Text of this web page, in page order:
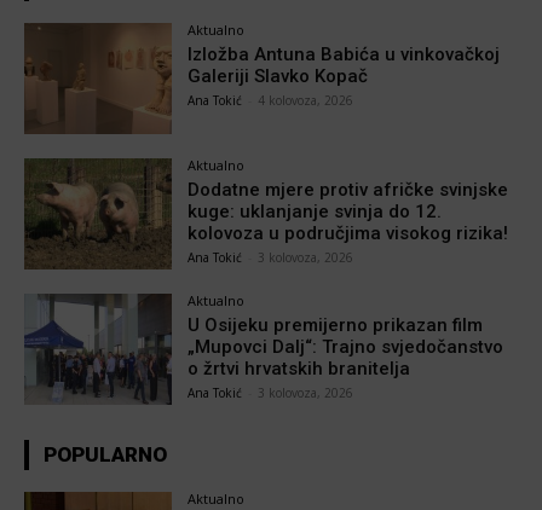
Aktualno
Izložba Antuna Babića u vinkovačkoj
Galeriji Slavko Kopač
Ana Tokić 4 kolovoza, 2026
Aktualno
Dodatne mjere protiv afričke svinjske
kuge: uklanjanje svinja do 12.
kolovoza u područjima visokog rizika!
Ana Tokić 3 kolovoza, 2026
Aktualno
U Osijeku premijerno prikazan film
„Mupovci Dalj“: Trajno svjedočanstvo
o žrtvi hrvatskih branitelja
Ana Tokić 3 kolovoza, 2026
POPULARNO
Aktualno